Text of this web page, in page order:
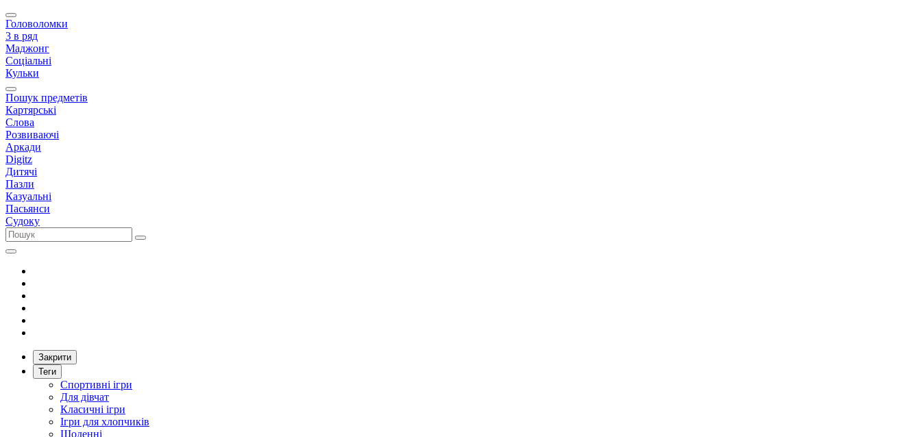
Головоломки
3 в ряд
Маджонг
Соціальні
Кульки
Пошук предметів
Картярські
Слова
Розвиваючі
Аркади
Digitz
Дитячі
Пазли
Казуальні
Пасьянси
Судоку
Закрити
Теги
Спортивні ігри
Для дівчат
Класичні ігри
Ігри для хлопчиків
Щоденні